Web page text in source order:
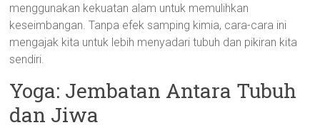
menggunakan kekuatan alam untuk memulihkan
keseimbangan. Tanpa efek samping kimia, cara-cara ini
mengajak kita untuk lebih menyadari tubuh dan pikiran kita
sendiri.
Yoga: Jembatan Antara Tubuh
dan Jiwa